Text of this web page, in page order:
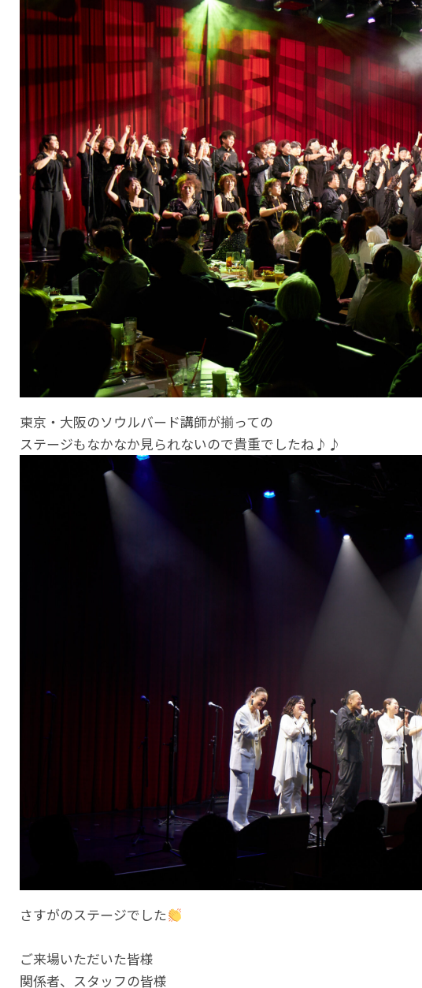
東京・大阪のソウルバード講師が揃っての
ステージもなかなか見られないので貴重でしたね♪♪
さすがのステージでした
ご来場いただいた皆様
関係者、スタッフの皆様